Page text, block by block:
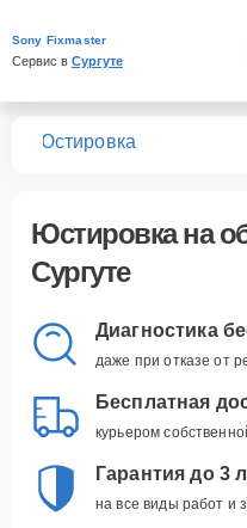
Sony Fixmaster
Сервис в Сургуте
Юстировка
Юстировкана
Сургуте
Диагностика
даже при отказе от
Бесплатная
курьером
Гарантия до 3
на все виды работ и